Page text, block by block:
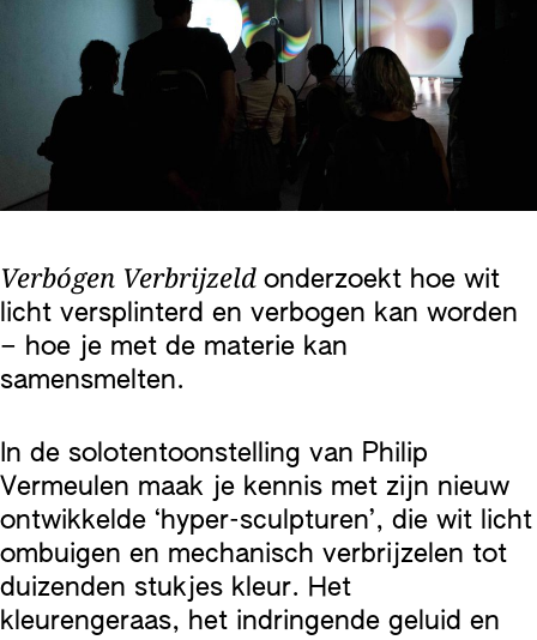
Verbógen Verbrijzeld onderzoekt hoe wit
licht versplinterd en verbogen kan worden
– hoe je met de materie kan
samensmelten.
In de solotentoonstelling van Philip
Vermeulen maak je kennis met zijn nieuw
ontwikkelde ‘hyper-sculpturen’, die wit licht
ombuigen en mechanisch verbrijzelen tot
duizenden stukjes kleur. Het
kleurengeraas, het indringende geluid en